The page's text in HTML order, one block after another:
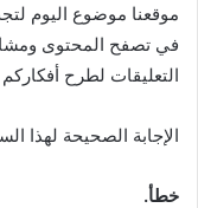
موقعنا موضوع اليوم
في تصفح المحتوى
التعليقات لطرح أفكاركم
الإجابة الصحيحة لهذا
خطأ.